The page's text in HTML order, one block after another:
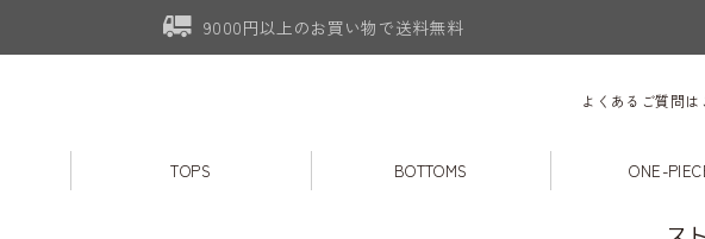
9000円以上のお買い物で送料無料
よくあるご質問は
TOPS BOTTOMS ONE-